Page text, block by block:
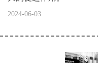
2024-06-03